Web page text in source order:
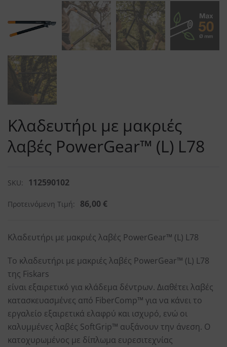
Κλαδευτήρι με μακριές
λαβές PowerGear™ (L) L78
SKU: 112590102
Προτεινόμενη Τιμή: 86,00 €
Κλαδευτήρι με μακριές λαβές PowerGear™ (L) L78
Το κλαδευτήρι με μακριές λαβές PowerGear™ (L) L78
της Fiskars
είναι εξαιρετικό για κλάδεμα δέντρων. Διαθέτει λαβές
κατασκευασμένες από FiberComp™ για να κάνει το
εργαλείο εξαιρετικά ελαφρύ και ισχυρό, ενώ οι
καλυμμένες λαβές SoftGrip™ αυξάνουν την άνεση. Ο
κατοχυρωμένος με δίπλωμα ευρεσιτεχνίας